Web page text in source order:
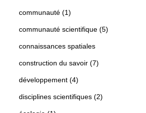
communauté (1)
communauté scientifique (5)
connaissances spatiales
construction du savoir (7)
développement (4)
disciplines scientifiques (2)